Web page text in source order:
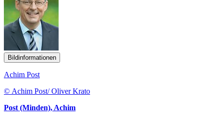
Bildinformationen
Achim Post
© Achim Post/ Oliver Krato
Post (Minden), Achim